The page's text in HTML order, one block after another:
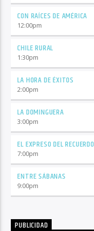
CON RAÍCES DE AMÉRICA
12:00pm
CHILE RURAL
1:30pm
LA HORA DE ÉXITOS
2:00pm
LA DOMINGUERA
3:00pm
EL EXPRESO DEL RECUERDO
7:00pm
ENTRE SÁBANAS
9:00pm
PUBLICIDAD